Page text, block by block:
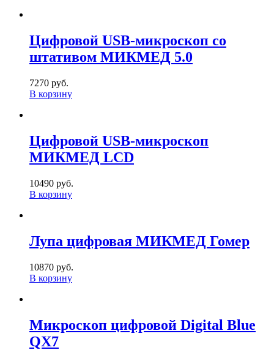
Цифровой USB-микроскоп со
штативом МИКМЕД 5.0
7270 руб.
В корзину
Цифровой USB-микроскоп
МИКМЕД LCD
10490 руб.
В корзину
Лупа цифровая МИКМЕД Гомер
10870 руб.
В корзину
Микроскоп цифровой Digital Blue
QX7